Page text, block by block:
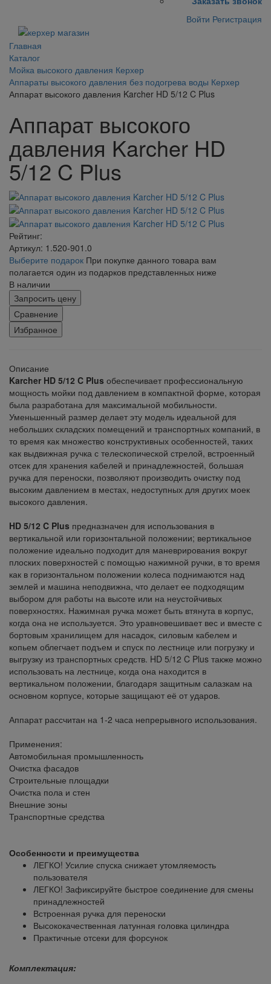
Войти Регистрация
Главная
Каталог
Мойка высокого давления Керхер
Аппараты высокого давления без подогрева воды Керхер
Аппарат высокого давления Karcher HD 5/12 C Plus
Аппарат высокого
давления Karcher HD
5/12 C Plus
Рейтинг:
Артикул: 1.520-901.0
Выберите подарок При покупке данного товара вам
полагается один из подарков представленных ниже
В наличии
Запросить цену
Сравнение
Избранное
Описание
Karcher HD 5/12 C Plus обеспечивает профессиональную
мощность мойки под давлением в компактной форме, которая
была разработана для максимальной мобильности.
Уменьшенный размер делает эту модель идеальной для
небольших складских помещений и транспортных компаний, в
то время как множество конструктивных особенностей, таких
как выдвижная ручка с телескопической стрелой, встроенный
отсек для хранения кабелей и принадлежностей, большая
ручка для переноски, позволяют производить очистку под
высоким давлением в местах, недоступных для других моек
высокого давления.
HD 5/12 C Plus предназначен для использования в
вертикальной или горизонтальной положении; вертикальное
положение идеально подходит для маневрирования вокруг
плоских поверхностей с помощью нажимной ручки, в то время
как в горизонтальном положении колеса поднимаются над
землей и машина неподвижна, что делает ее подходящим
выбором для работы на высоте или на неустойчивых
поверхностях. Нажимная ручка может быть втянута в корпус,
когда она не используется. Это уравновешивает вес и вместе с
бортовым хранилищем для насадок, силовым кабелем и
копьем облегчает подъем и спуск по лестнице или погрузку и
выгрузку из транспортных средств. HD 5/12 C Plus также можно
использовать на лестнице, когда она находится в
вертикальном положении, благодаря защитным салазкам на
основном корпусе, которые защищают её от ударов.
Аппарат рассчитан на 1-2 часа непрерывного использования.
Применения:
Автомобильная промышленность
Очистка фасадов
Строительные площадки
Очистка пола и стен
Внешние зоны
Транспортные средства
Особенности и преимущества
ЛЕГКО! Усилие спуска снижает утомляемость
пользователя
ЛЕГКО! Зафиксируйте быстрое соединение для смены
принадлежностей
Встроенная ручка для переноски
Высококачественная латунная головка цилиндра
Практичные отсеки для форсунок
Комплектация: